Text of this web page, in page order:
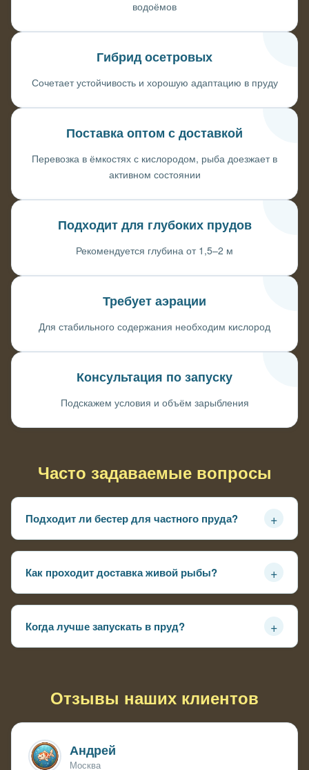
водоёмов
Гибрид осетровых
Сочетает устойчивость и хорошую адаптацию в пруду
Поставка оптом с доставкой
Перевозка в ёмкостях с кислородом, рыба доезжает в
активном состоянии
Подходит для глубоких прудов
Рекомендуется глубина от 1,5–2 м
Требует аэрации
Для стабильного содержания необходим кислород
Консультация по запуску
Подскажем условия и объём зарыбления
Часто задаваемые вопросы
Подходит ли бестер для частного пруда? +
Как проходит доставка живой рыбы? +
Когда лучше запускать в пруд? +
Отзывы наших клиентов
Андрей
Москва